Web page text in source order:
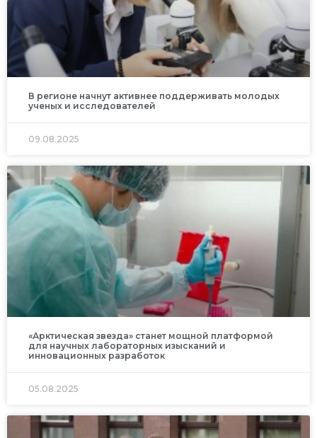
В регионе начнут активнее поддерживать молодых
ученых и исследователей
09.08.2025
«Арктическая звезда» станет мощной платформой
для научных лабораторных изысканий и
инновационных разработок
05.08.2025